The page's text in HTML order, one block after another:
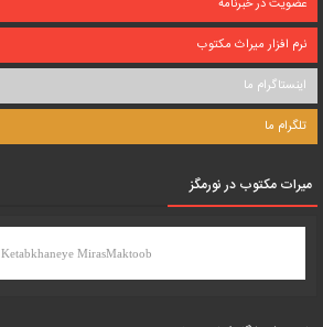
نرم افزار میراث مکتوب
اینستاگرام ما
تلگرام ما
میرات مکتوب در نورمگز
Ketabkhaneye MirasMaktoob